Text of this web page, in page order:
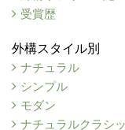
受賞歴
外構スタイル別
ナチュラル
シンプル
モダン
ナチュラルクラシ